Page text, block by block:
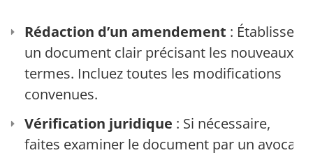
Rédaction d’un amendement : Établissez
un document clair précisant les nouveaux
termes. Incluez toutes les modifications
convenues.
Vérification juridique : Si nécessaire,
faites examiner le document par un avocat